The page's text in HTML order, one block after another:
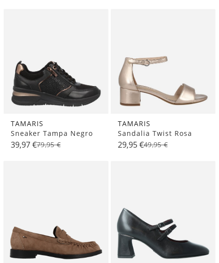
TAMARIS
Sneaker Tampa Negro
39,97 €79,95 €
TAMARIS
Sandalia Twist Rosa
29,95 €49,95 €